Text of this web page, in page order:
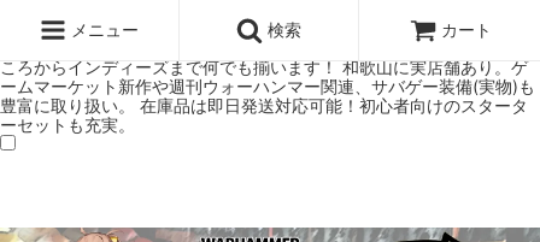
ミアムショップTORAYAMA。通販・オンラインショップです！ ウォー
ハンマーとボードゲームのことなら当店へ！ボードゲームもメジャーど
ころからインディーズまで何でも揃います！ 和歌山に実店舗あり。ゲ
ームマーケット新作や週刊ウォーハンマー関連、サバゲー装備(実物)も
豊富に取り扱い。 在庫品は即日発送対応可能！初心者向けのスタータ
ーセットも充実。
メニュー 検索 カート